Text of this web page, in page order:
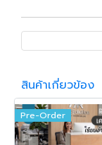
สินค้าเกี่ยวข้อง
Pre-Order